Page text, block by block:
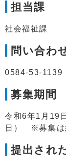
担当課
社会福祉課
問い合わ
0584-53-1139
募集期間
令和6年1月19
日） ※募集は
提出され